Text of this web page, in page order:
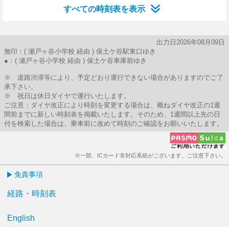
すべての時刻表を表示
出力日2026年08月09日
無印：( 瀬戸ヶ谷小学校 経由 ) 保土ケ谷駅東口ゆき
●：( 瀬戸ヶ谷小学校 経由 ) 保土ケ谷車庫前ゆき
※ 道路渋滞等により、予定どおり運行できない場合がありますのでご了
承下さい。
※ 祝日は休日ダイヤで運行いたします。
ご注意：ダイヤ改正により時刻を変更する場合は、概ねダイヤ改正の1週
間前までに新しい時刻表を掲載いたします。そのため、1週間以上先の日
付を検索した場合は、乗車前に改めて時刻のご確認をお願いいたします。
※一部、ICカード非対応系統がございます。ご注意下さい。
免責事項
経路・時刻表
English